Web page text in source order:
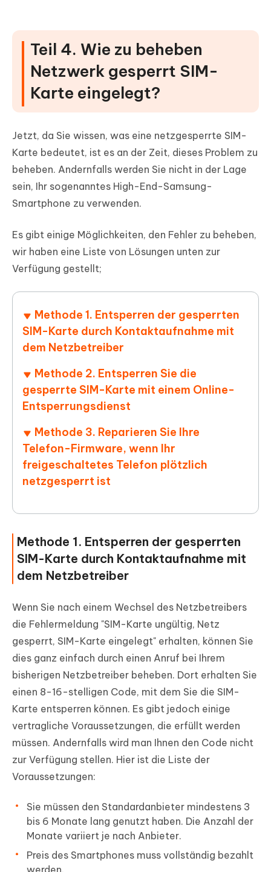
Teil 4. Wie zu beheben
Netzwerk gesperrt SIM-
Karte eingelegt?
Jetzt, da Sie wissen, was eine netzgesperrte SIM-
Karte bedeutet, ist es an der Zeit, dieses Problem zu
beheben. Andernfalls werden Sie nicht in der Lage
sein, Ihr sogenanntes High-End-Samsung-
Smartphone zu verwenden.
Es gibt einige Möglichkeiten, den Fehler zu beheben,
wir haben eine Liste von Lösungen unten zur
Verfügung gestellt;
Methode 1. Entsperren der gesperrten
SIM-Karte durch Kontaktaufnahme mit
dem Netzbetreiber
Methode 2. Entsperren Sie die
gesperrte SIM-Karte mit einem Online-
Entsperrungsdienst
Methode 3. Reparieren Sie Ihre
Telefon-Firmware, wenn Ihr
freigeschaltetes Telefon plötzlich
netzgesperrt ist
Methode 1. Entsperren der gesperrten
SIM-Karte durch Kontaktaufnahme mit
dem Netzbetreiber
Wenn Sie nach einem Wechsel des Netzbetreibers
die Fehlermeldung "SIM-Karte ungültig, Netz
gesperrt, SIM-Karte eingelegt" erhalten, können Sie
dies ganz einfach durch einen Anruf bei Ihrem
bisherigen Netzbetreiber beheben. Dort erhalten Sie
einen 8-16-stelligen Code, mit dem Sie die SIM-
Karte entsperren können. Es gibt jedoch einige
vertragliche Voraussetzungen, die erfüllt werden
müssen. Andernfalls wird man Ihnen den Code nicht
zur Verfügung stellen. Hier ist die Liste der
Voraussetzungen:
Sie müssen den Standardanbieter mindestens 3
bis 6 Monate lang genutzt haben. Die Anzahl der
Monate variiert je nach Anbieter.
Preis des Smartphones muss vollständig bezahlt